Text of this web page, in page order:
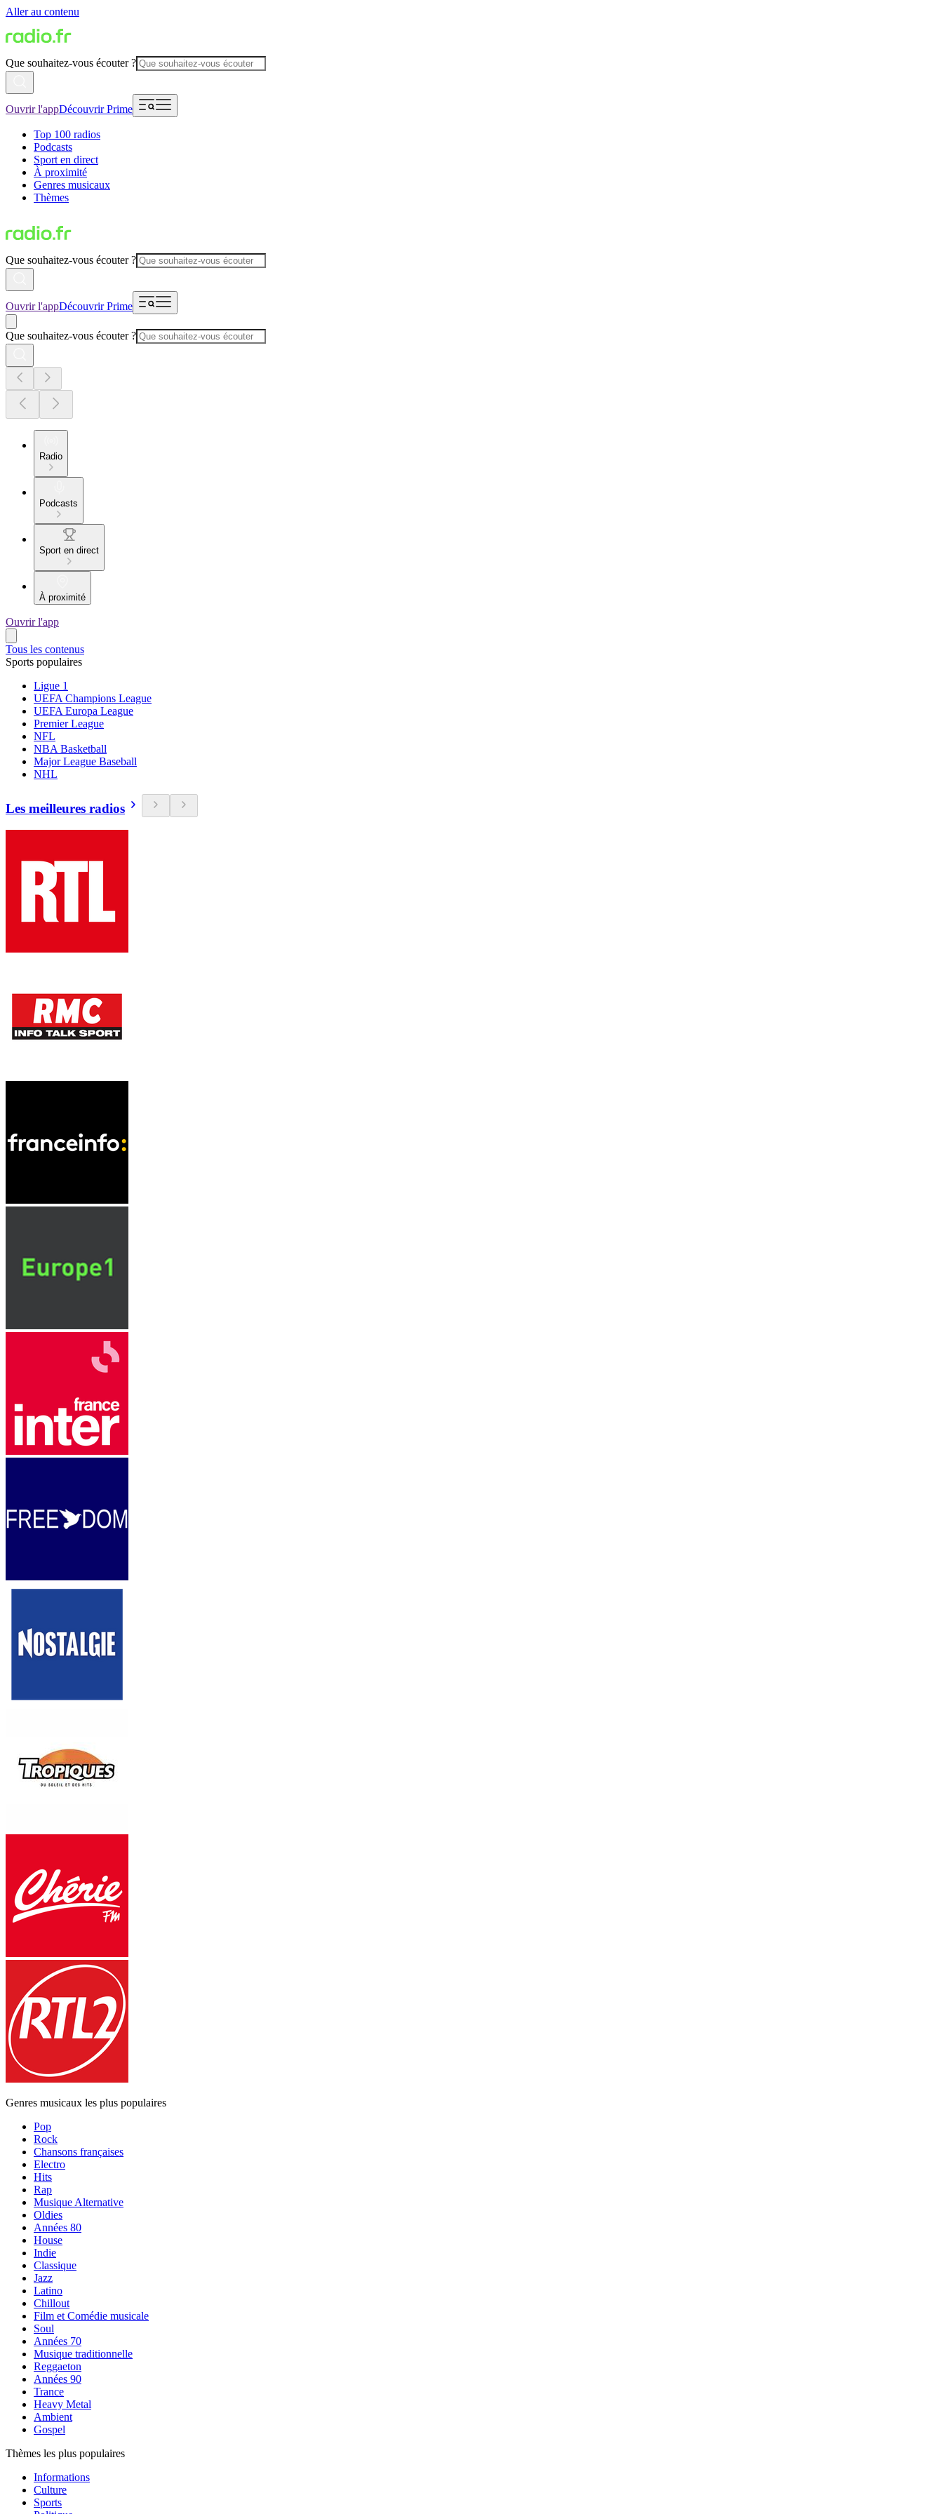
Aller au contenu
Que souhaitez-vous écouter ?
Ouvrir l'appDécouvrir Prime
Top 100 radios
Podcasts
Sport en direct
À proximité
Genres musicaux
Thèmes
Que souhaitez-vous écouter ?
Ouvrir l'appDécouvrir Prime
Que souhaitez-vous écouter ?
Radio
Podcasts
Sport en direct
À proximité
Ouvrir l'app
Tous les contenus
Sports populaires
Ligue 1
UEFA Champions League
UEFA Europa League
Premier League
NFL
NBA Basketball
Major League Baseball
NHL
Les meilleures radios
Genres musicaux les plus populaires
Pop
Rock
Chansons françaises
Electro
Hits
Rap
Musique Alternative
Oldies
Années 80
House
Indie
Classique
Jazz
Latino
Chillout
Film et Comédie musicale
Soul
Années 70
Musique traditionnelle
Reggaeton
Années 90
Trance
Heavy Metal
Ambient
Gospel
Thèmes les plus populaires
Informations
Culture
Sports